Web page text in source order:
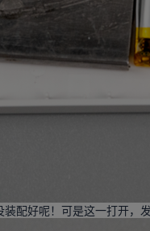
配好呢！可是这一打开，